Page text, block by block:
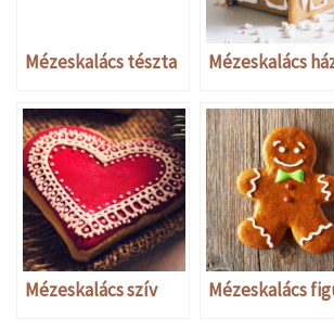
Mézeskalács tészta Mézeskalács
Mézeskalács szív Mézeskalács